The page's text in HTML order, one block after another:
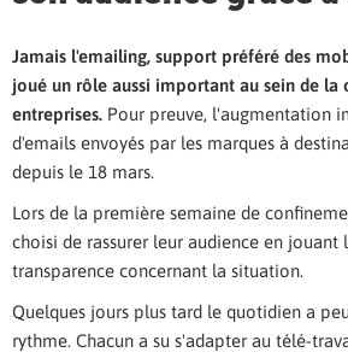
Jamais l'emailing, support préféré des
joué un rôle aussi important au sein de la
entreprises. Pour preuve, l'augmentation
d'emails envoyés par les marques à
depuis le 18 mars.
Lors de la première semaine de
choisi de rassurer leur audience en jouant
transparence concernant la situation.
Quelques jours plus tard le quotidien a
rythme. Chacun a su s'adapter au télé-